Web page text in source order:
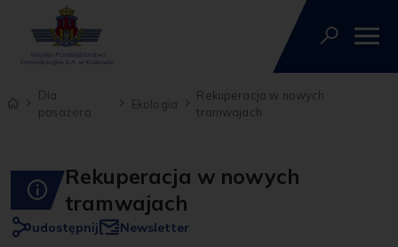
Dla
pasażera
Ekologia
Rekuperacja w nowych
tramwajach
Rekuperacja w nowych
tramwajach
udostępnij Newsletter